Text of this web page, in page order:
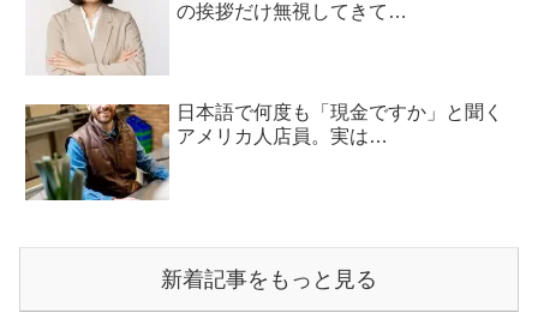
の挨拶だけ無視してきて…
日本語で何度も「現金ですか」と聞く
アメリカ人店員。実は…
新着記事をもっと見る